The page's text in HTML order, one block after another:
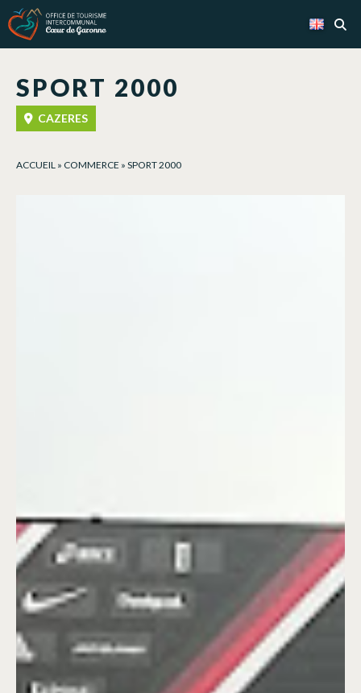
SPORT 2000
CAZERES
ACCUEIL » COMMERCE » SPORT 2000
Cookies management panel